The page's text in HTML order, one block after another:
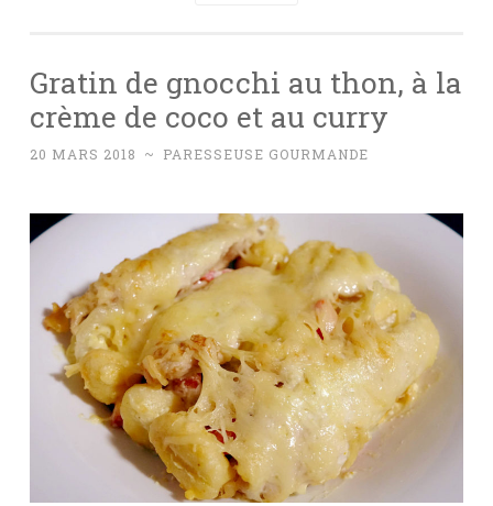
Gratin de gnocchi au thon, à la
crème de coco et au curry
20 MARS 2018 ~ PARESSEUSE GOURMANDE